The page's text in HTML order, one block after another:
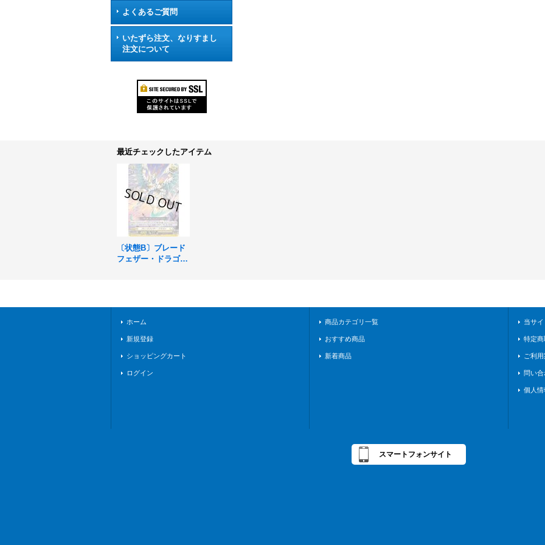
よくあるご質問
いたずら注文、なりすまし
注文について
最近チェックしたアイテム
〔状態B〕ブレード
フェザー・ドラゴン
ホーム
新規登録
ショッピングカート
ログイン
商品カテゴリ一覧
おすすめ商品
新着商品
当サ
特定
ご利
問い合
個人
スマートフォンサイト